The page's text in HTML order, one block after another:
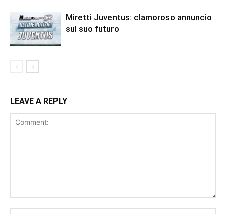
Miretti Juventus: clamoroso annuncio
sul suo futuro
LEAVE A REPLY